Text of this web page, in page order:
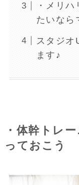
・メリ
たいなら
スタジオ
ます♪
・体幹トレ
っておこう